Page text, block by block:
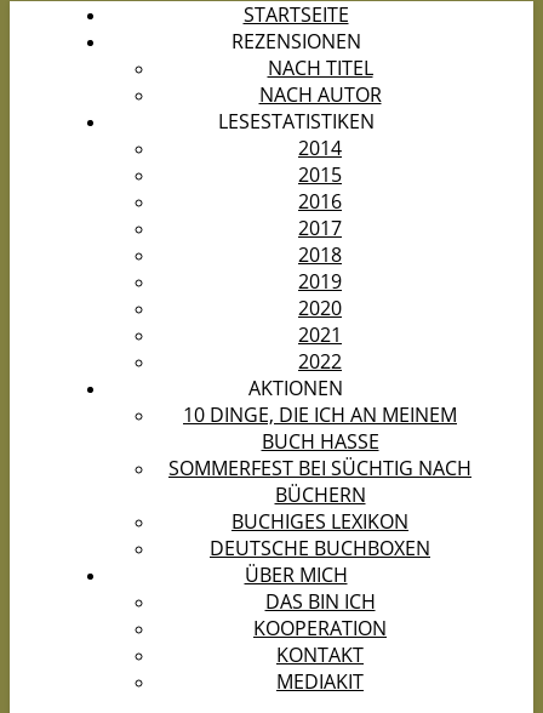
STARTSEITE
REZENSIONEN
NACH TITEL
NACH AUTOR
LESESTATISTIKEN
2014
2015
2016
2017
2018
2019
2020
2021
2022
AKTIONEN
10 DINGE, DIE ICH AN MEINEM
BUCH HASSE
SOMMERFEST BEI SÜCHTIG NACH
BÜCHERN
BUCHIGES LEXIKON
DEUTSCHE BUCHBOXEN
ÜBER MICH
DAS BIN ICH
KOOPERATION
KONTAKT
MEDIAKIT